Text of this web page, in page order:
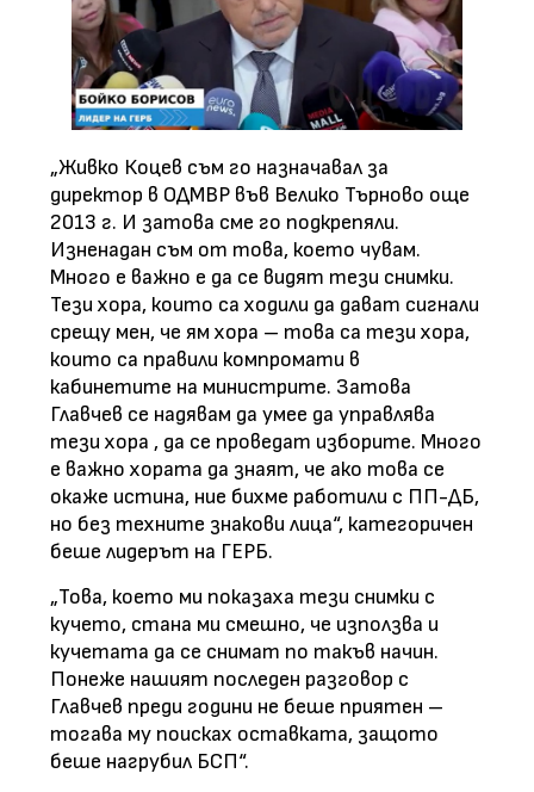
„Живко Коцев съм го назначавал за
директор в ОДМВР във Велико Търново още
2013 г. И затова сме го подкрепяли.
Изненадан съм от това, което чувам.
Много е важно е да се видят тези снимки.
Тези хора, които са ходили да дават сигнали
срещу мен, че ям хора – това са тези хора,
които са правили компромати в
кабинетите на министрите. Затова
Главчев се надявам да умее да управлява
тези хора , да се проведат изборите. Много
е важно хората да знаят, че ако това се
окаже истина, ние бихме работили с ПП-ДБ,
но без техните знакови лица“, категоричен
беше лидерът на ГЕРБ.
„Това, което ми показаха тези снимки с
кучето, стана ми смешно, че използва и
кучетата да се снимат по такъв начин.
Понеже нашият последен разговор с
Главчев преди години не беше приятен –
тогава му поисках оставката, защото
беше нагрубил БСП“.